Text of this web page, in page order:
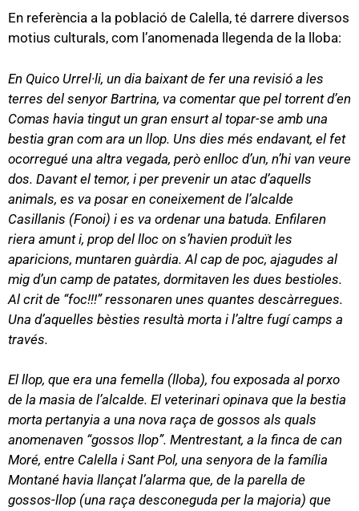
En referència a la població de Calella, té darrere diversos
motius culturals, com l’anomenada llegenda de la lloba:
En Quico Urrel·li, un dia baixant de fer una revisió a les
terres del senyor Bartrina, va comentar que pel torrent d’en
Comas havia tingut un gran ensurt al topar-se amb una
bestia gran com ara un llop. Uns dies més endavant, el fet
ocorregué una altra vegada, però enlloc d’un, n’hi van veure
dos. Davant el temor, i per prevenir un atac d’aquells
animals, es va posar en coneixement de l’alcalde
Casillanis (Fonoi) i es va ordenar una batuda. Enfilaren
riera amunt i, prop del lloc on s’havien produït les
aparicions, muntaren guàrdia. Al cap de poc, ajagudes al
mig d’un camp de patates, dormitaven les dues bestioles.
Al crit de “foc!!!” ressonaren unes quantes descàrregues.
Una d’aquelles bèsties resultà morta i l’altre fugí camps a
través.
El llop, que era una femella (lloba), fou exposada al porxo
de la masia de l’alcalde. El veterinari opinava que la bestia
morta pertanyia a una nova raça de gossos als quals
anomenaven “gossos llop”. Mentrestant, a la finca de can
Moré, entre Calella i Sant Pol, una senyora de la família
Montané havia llançat l’alarma que, de la parella de
gossos-llop (una raça desconeguda per la majoria) que